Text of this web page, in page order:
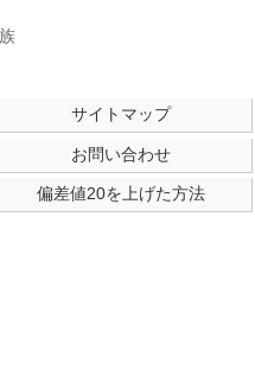
サイトマップ
お問い合わせ
偏差値20を上げた方法